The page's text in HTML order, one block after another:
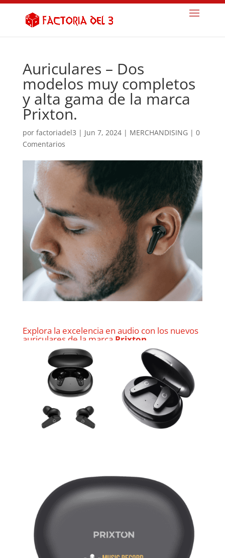
Auriculares – Dos
modelos muy completos
y alta gama de la marca
Prixton.
por factoriadel3 | Jun 7, 2024| MERCHANDISING | 0
Comentarios
Explora la excelencia en audio con los nuevos
auriculares de la marca Prixton